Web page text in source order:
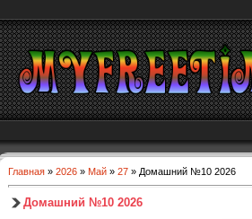
Главная » 2026 » Май » 27 » Домашний №10 2026
Домашний №10 2026